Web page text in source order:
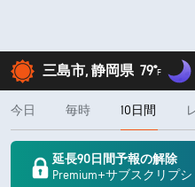
三島市, 静岡県 79°F
今日 毎時 10日間
延長90日間予報の解除
Premium+サブスクリプ